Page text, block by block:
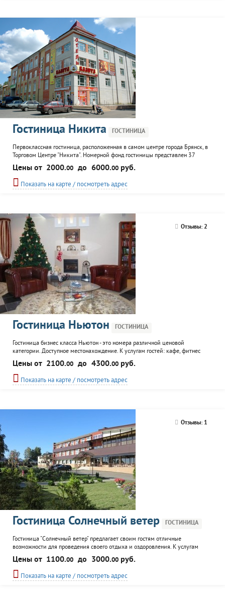
Гостиница Никита ГОСТИНИЦА
Первоклассная гостиница, расположенная в самом центре города Брянск, в
Торговом Центре "Никита". Номерной фонд гостиницы представлен 37
номерами, из которых 1 категории «люкс», 4 категории «полулюкс», 28 -
одноместных и 4 - двухместных. Для любителей хорошо провести время, на
территории находятся - кафе, сауна, фитнес-клуб, боулинг-клуб и бильярд.
Для удобства...
Цены от 2000.00 до 6000.00 руб.
Показать на карте / посмотреть адрес
Отзывы: 2
Гостиница Ньютон ГОСТИНИЦА
Гостиница бизнес класса Ньютон - это номера различной ценовой
категории. Доступное местонахождение. К услугам гостей: кафе, фитнес
клуб, салон красоты
Цены от 2100.00 до 4300.00 руб.
Показать на карте / посмотреть адрес
Отзывы: 1
Гостиница Солнечный ветер ГОСТИНИЦА
Гостиница "Солнечный ветер" предлагает своим гостям отличные
возможности для проведения своего отдыха и оздоровления. К услугам
гостей представлены: уютные номера, финская сауна, инфракрасная сауна,
бассейн, душ Шарко, массаж, фитнес и SPA-программы.
Цены от 1100.00 до 3000.00 руб.
Показать на карте / посмотреть адрес